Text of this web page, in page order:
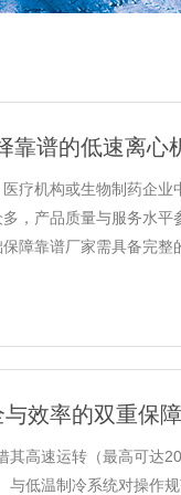
靠谱的低速离心
疗机构或生物制药企
，产品质量与服务水
障靠谱厂家需具备完
效率的双重保障
其高速运转（最高可
低温制冷系统对操